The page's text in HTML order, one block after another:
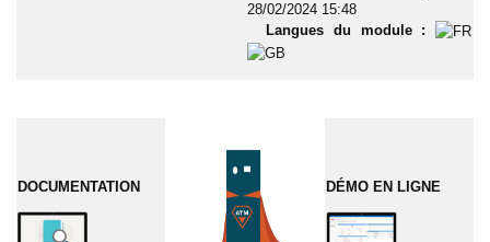
28/02/2024 15:48
Langues du module :
DOCUMENTATION DÉMO EN LIGNE